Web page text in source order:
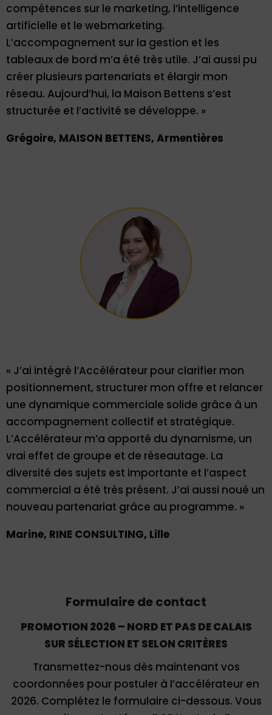
compétences sur le marketing, l’intelligence
artificielle et le webmarketing.
L’accompagnement sur la gestion et les
tableaux de bord m’a été très utile. J’ai aussi pu
créer plusieurs partenariats et élargir mon
réseau. Aujourd’hui, la Maison Bettens s’est
structurée et l’activité se développe. »
Grégoire, MAISON BETTENS, Armentières
« J’ai intégré l’Accélérateur pour clarifier mon
positionnement, structurer mon offre et relancer
une dynamique commerciale solide grâce à un
accompagnement collectif et stratégique.
L’Accélérateur m’a apporté du dynamisme, un
vrai effet de groupe et de réseautage. La
diversité des sujets est importante et l’aspect
commercial a été très présent. J’ai aussi noué un
nouveau partenariat grâce au programme. »
Marine, RINE CONSULTING, Lille
Formulaire de contact
PROMOTION 2026 – NORD ET PAS DE CALAIS
SUR SÉLECTION ET SELON CRITÈRES
Transmettez-nous dès maintenant vos
coordonnées pour postuler à l’accélérateur en
2026. Complétez le formulaire ci-dessous. Vous